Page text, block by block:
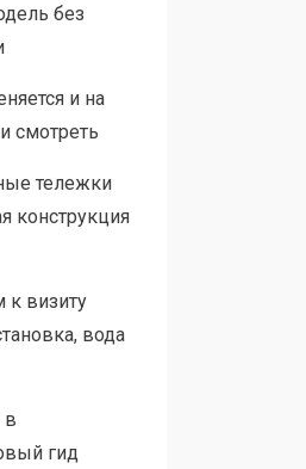
без
и на
смотреть
тележки
конструкция
к визиту
вода
в
гид